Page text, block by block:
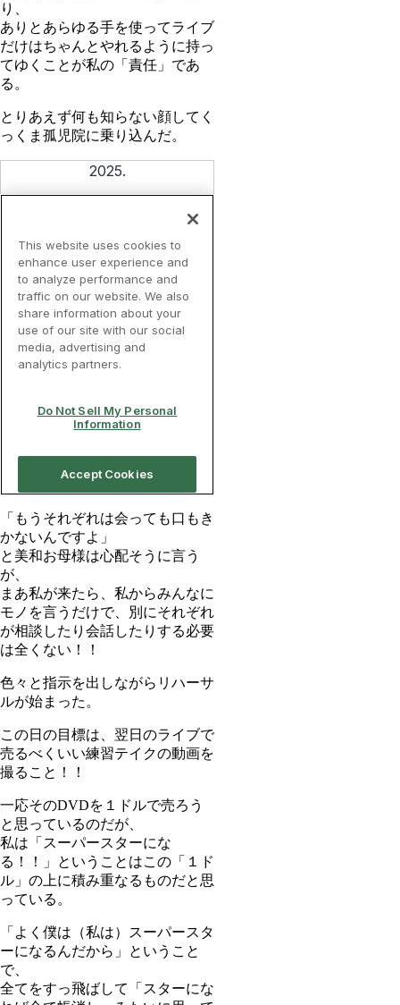
り、
ありとあらゆる手を使ってライブ
だけはちゃんとやれるように持っ
てゆくことが私の「責任」であ
る。
とりあえず何も知らない顔してく
っくま孤児院に乗り込んだ。
「もうそれぞれは会っても口もき
かないんですよ」
と美和お母様は心配そうに言う
が、
まあ私が来たら、私からみんなに
モノを言うだけで、別にそれぞれ
が相談したり会話したりする必要
は全くない！！
色々と指示を出しながらリハーサ
ルが始まった。
この日の目標は、翌日のライブで
売るべくいい練習テイクの動画を
撮ること！！
一応そのDVDを１ドルで売ろう
と思っているのだが、
私は「スーパースターにな
る！！」ということはこの「１ド
ル」の上に積み重なるものだと思
っている。
「よく僕は（私は）スーパースタ
ーになるんだから」ということ
で、
全てをすっ飛ばして「スターにな